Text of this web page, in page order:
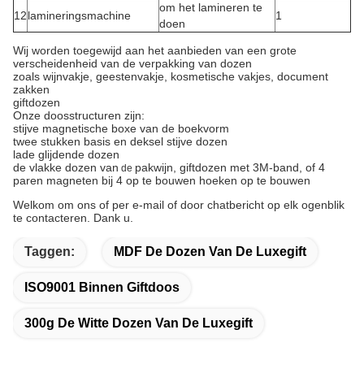
12lamineringsmachine
om het lamineren te
doen
1
Wij worden toegewijd aan het aanbieden van een grote
verscheidenheid van de verpakking van dozen
zoals wijnvakje, geestenvakje, kosmetische vakjes, document
zakken
giftdozen
Onze doosstructuren zijn:
stijve magnetische boxe van de boekvorm
twee stukken basis en deksel stijve dozen
lade glijdende dozen
de vlakke dozen van de pakwijn, giftdozen met 3M-band, of 4
paren magneten bij 4 op te bouwen hoeken op te bouwen
Welkom om ons of per e-mail of door chatbericht op elk ogenblik
te contacteren. Dank u.
Taggen: MDF De Dozen Van De Luxegift
ISO9001 Binnen Giftdoos
300g De Witte Dozen Van De Luxegift